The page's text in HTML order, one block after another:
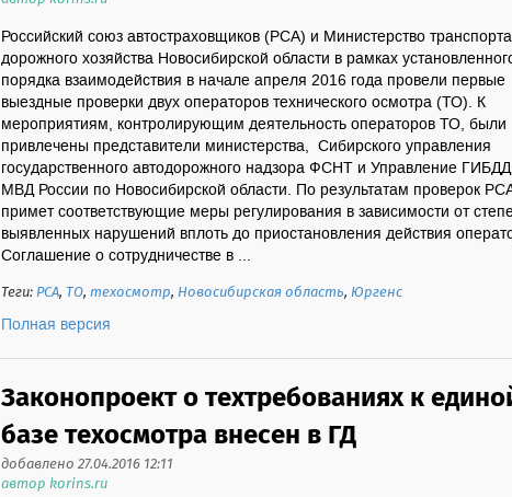
Российский союз автостраховщиков (РСА) и Министерство
дорожного хозяйства Новосибирской области в рамках
порядка взаимодействия в начале апреля 2016 года провели первые
выездные проверки двух операторов технического осмотра (ТО). К
мероприятиям, контролирующим деятельность операторов ТО, были
привлечены представители министерства, Сибирского управления
государственного автодорожного надзора ФСНТ и Управление
МВД России по Новосибирской области. По результатам проверок
примет соответствующие меры регулирования в зависимости от
выявленных нарушений вплоть до приостановления действия
Соглашение о сотрудничестве в ...
Теги:РСА, ТО,техосмотр, Новосибирская область, Юргенс
Полная версия
Законопроект о техтребованиях к
базе техосмотра внесен в ГД
добавлено 27.04.2016 12:11
автор korins.ru